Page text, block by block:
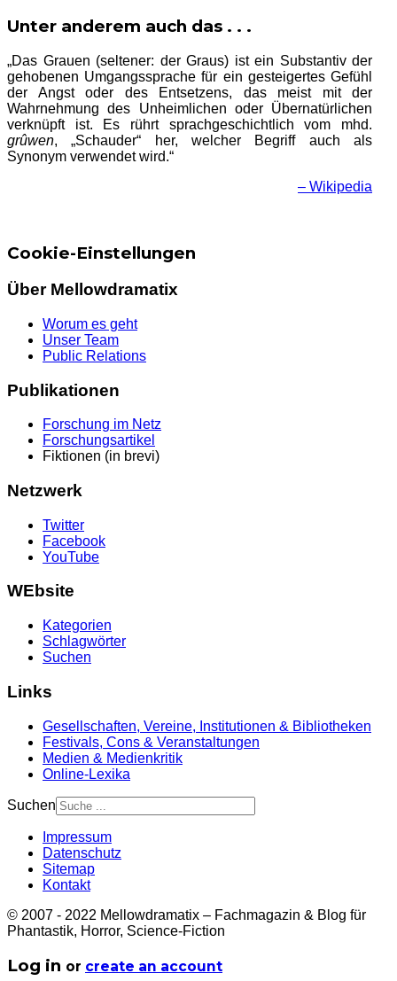
Unter anderem auch das . . .
„Das Grauen (seltener: der Graus) ist ein Substantiv der
gehobenen Umgangssprache für ein gesteigertes Gefühl
der Angst oder des Entsetzens, das meist mit der
Wahrnehmung des Unheimlichen oder Übernatürlichen
verknüpft ist. Es rührt sprachgeschichtlich vom mhd.
grûwen, „Schauder“ her, welcher Begriff auch als
Synonym verwendet wird.“
– Wikipedia
Cookie-Einstellungen
Über Mellowdramatix
Worum es geht
Unser Team
Public Relations
Publikationen
Forschung im Netz
Forschungsartikel
Fiktionen (in brevi)
Netzwerk
Twitter
Facebook
YouTube
WEbsite
Kategorien
Schlagwörter
Suchen
Links
Gesellschaften, Vereine, Institutionen & Bibliotheken
Festivals, Cons & Veranstaltungen
Medien & Medienkritik
Online-Lexika
Suchen
Impressum
Datenschutz
Sitemap
Kontakt
© 2007 - 2022 Mellowdramatix – Fachmagazin & Blog für
Phantastik, Horror, Science-Fiction
Log in or create an account